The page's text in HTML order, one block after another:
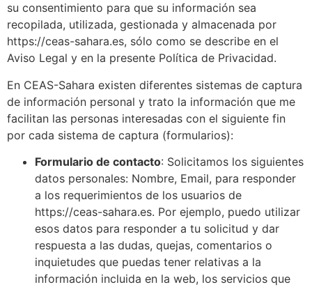
su consentimiento para que su información sea
recopilada, utilizada, gestionada y almacenada por
https://ceas-sahara.es, sólo como se describe en el
Aviso Legal y en la presente Política de Privacidad.
En CEAS-Sahara existen diferentes sistemas de captura
de información personal y trato la información que me
facilitan las personas interesadas con el siguiente fin
por cada sistema de captura (formularios):
Formulario de contacto: Solicitamos los siguientes
datos personales: Nombre, Email, para responder
a los requerimientos de los usuarios de
https://ceas-sahara.es. Por ejemplo, puedo utilizar
esos datos para responder a tu solicitud y dar
respuesta a las dudas, quejas, comentarios o
inquietudes que puedas tener relativas a la
información incluida en la web, los servicios que